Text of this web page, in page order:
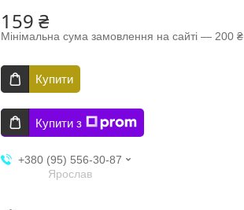
159 ₴
Мінімальна сума замовлення на сайті — 200 ₴
Купити
Купити з
+380 (95) 556-30-87
Ярослав